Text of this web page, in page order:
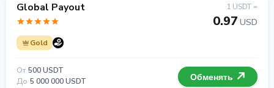
Global Payout
Gold
1 USDT =
0.97 USD
От 500 USDT
До 5 000 000 USDT Обменять